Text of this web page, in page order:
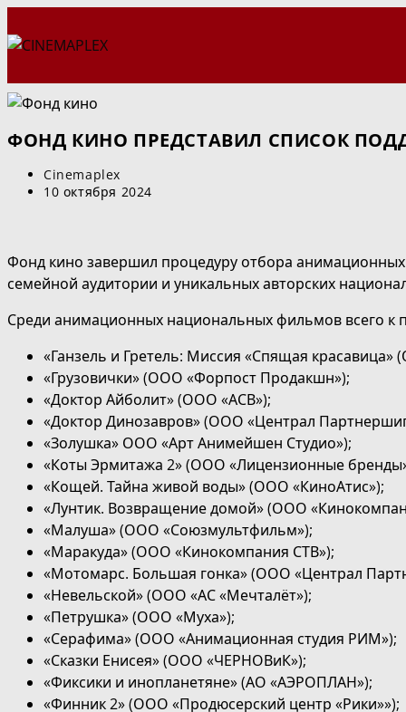
к
ФОНД КИНО ПРЕДСТАВИЛ СПИСОК
Автор
записи:
Cinemaplex
Запись
10 октября 2024
Фонд кино завершил процедуру отбора
семейной аудитории и уникальных авторских
Среди анимационных национальных фильмов всего к
«Ганзель и Гретель: Миссия «Спящая
«Грузовички» (ООО «Форпост Продакшн»);
«Доктор Айболит» (ООО «АСВ»);
«Доктор Динозавров» (ООО «Централ
«Золушка» ООО «Арт Анимейшен Студио»);
«Коты Эрмитажа 2» (ООО «Лицензионные
«Кощей. Тайна живой воды» (ООО «КиноАтис»);
«Лунтик. Возвращение домой» (ООО
«Малуша» (ООО «Союзмультфильм»);
«Маракуда» (ООО «Кинокомпания СТВ»);
«Мотомарс. Большая гонка» (ООО «Централ
«Невельской» (ООО «АС «Мечталёт»);
«Петрушка» (ООО «Муха»);
«Серафима» (ООО «Анимационная студия РИМ»);
«Сказки Енисея» (ООО «ЧЕРНОВиК»);
«Фиксики и инопланетяне» (АО «АЭРОПЛАН»);
«Финник 2» (ООО «Продюсерский центр «Рики»»);